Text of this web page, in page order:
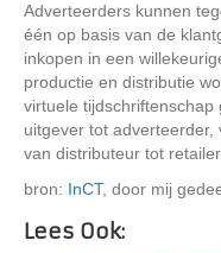
Adverteerders kunnen
één op basis van de
inkopen in een
productie en distributie
virtuele
uitgever tot
van distributeur tot retailer.
bron: InCT, door mij
Lees Ook: